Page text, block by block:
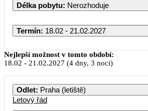
Délka pobytu: Nerozhoduje
Termín: 18.02 - 21.02.2027
Únor 2027
PO ÚT ST ČT PÁ
Nejlepší možnost v tomto období:
18.02 - 21.02.2027 (4 dny, 3 noci)
Odlet: Praha (letiště)
Letový řád